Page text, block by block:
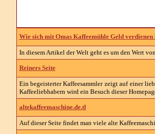
Wie sich mit Omas Kaffeemühle Geld verdienen
In diesem Artikel der Welt geht es um den Wert
Reiners Seite
Ein begeisterter Kaffeesammler zeigt auf einer
Kaffeeliebhabern wird ein Besuch dieser
altekaffeemaschine.de.tl
Auf dieser Seite findet man viele alte